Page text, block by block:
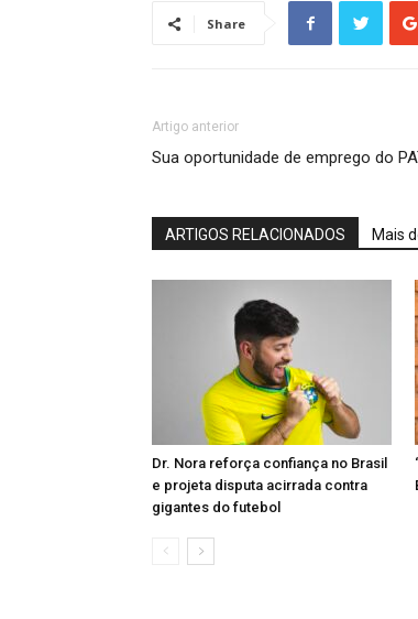
Share
Artigo anterior
Sua oportunidade de emprego do
ARTIGOS RELACIONADOS Mais
Dr. Nora reforça confiança no Brasil
e projeta disputa acirrada contra
gigantes do futebol